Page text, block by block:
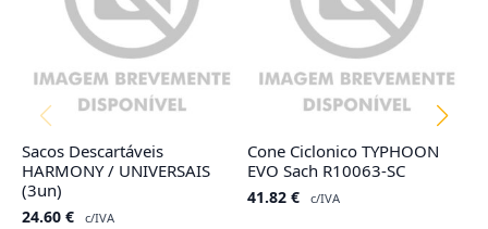
Sacos Descartáveis
HARMONY / UNIVERSAIS
(3un)
24.60 € c/IVA
Cone Ciclonico TYPHOON
EVO Sach R10063-SC
41.82 € c/IVA